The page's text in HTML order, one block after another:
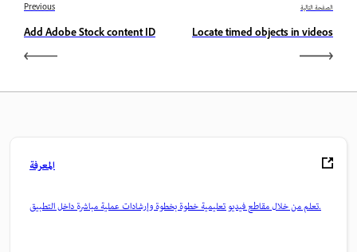
Previous
Add Adobe Stock content ID
الصفحة التالية
Locate timed objects in videos
المعرفة
تعلم من خلال مقاطع فيديو تعليمية خطوة بخطوة وإرشادات عملية مباشرة داخل التطبيق.